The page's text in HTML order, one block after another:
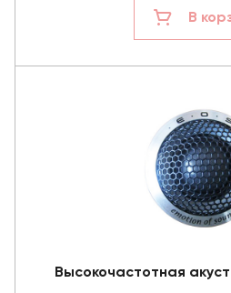
В
Высокочастотная